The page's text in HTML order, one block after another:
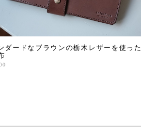
ダードなブラウンの栃木レザーを使った